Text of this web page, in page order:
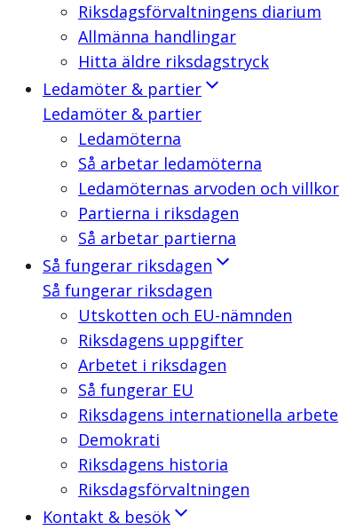
Riksdagsförvaltningens diarium
Allmänna handlingar
Hitta äldre riksdagstryck
Ledamöter & partier
Ledamöter & partier
Ledamöterna
Så arbetar ledamöterna
Ledamöternas arvoden och villkor
Partierna i riksdagen
Så arbetar partierna
Så fungerar riksdagen
Så fungerar riksdagen
Utskotten och EU-nämnden
Riksdagens uppgifter
Arbetet i riksdagen
Så fungerar EU
Riksdagens internationella arbete
Demokrati
Riksdagens historia
Riksdagsförvaltningen
Kontakt & besök